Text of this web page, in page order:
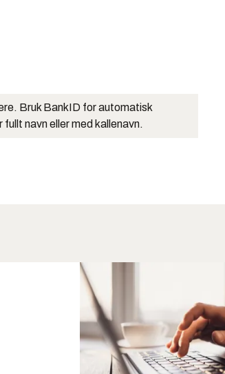
Bruk BankID for automatisk
navn eller med kallenavn.